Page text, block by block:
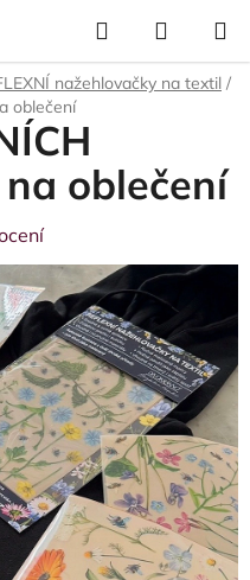
Hledat
KOŠÍK
nažehlovačky na textil /
oblečení
oblečení